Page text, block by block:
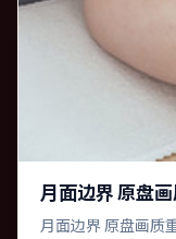
月面边界 原盘
月面边界 原盘画质